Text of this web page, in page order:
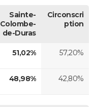
Sainte-
Colombe-
de-Duras
Circonscri
ption
51,02% 57,20%
48,98% 42,80%